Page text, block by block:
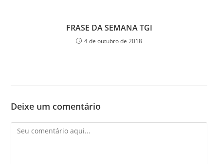
FRASE DA SEMANA TGI
4 de outubro de 2018
Deixe um comentário